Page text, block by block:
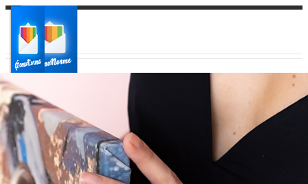
Ваш город:
Ваш регион доставки
Выберите из списка: